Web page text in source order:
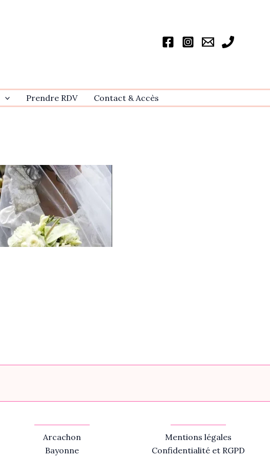
Prendre RDV Contact & Accѐs
Arcachon
Bayonne
Mentions légales
Confidentialité et RGPD